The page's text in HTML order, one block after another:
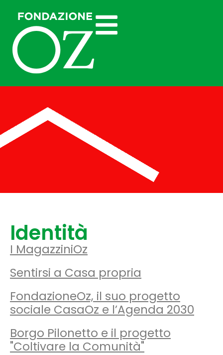
ÈQUOTIDIANITÀ
BILANCIO SOCIALE
Identità
I MagazziniOz
Sentirsi a Casa propria
FondazioneOz, il suo progetto
sociale CasaOz e l’Agenda 2030
Borgo Pilonetto e il progetto
"Coltivare la Comunità"